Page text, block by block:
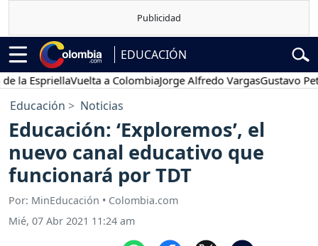
EDUCACIÓN
Vuelta a ColombiaJorge Alfredo VargasGustavo Petro
Educación Noticias
Educación: ‘Exploremos’, el
nuevo canal educativo que
funcionará por TDT
Por: MinEducación • Colombia.com
Mié, 07 Abr 2021 11:24 am